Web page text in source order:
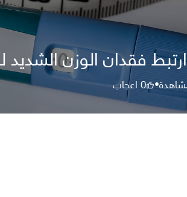
فقدان الوزن
•
0اعجاب